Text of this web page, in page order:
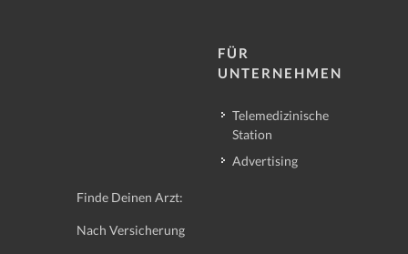
FÜR
UNTERNEHMEN
Telemedizinische
Station
Advertising
Finde Deinen Arzt:
Nach Versicherung